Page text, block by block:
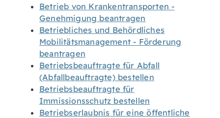
Betrieb von Krankentransporten -
Genehmigung beantragen
Betriebliches und Behördliches
Mobilitätsmanagement - Förderung
beantragen
Betriebsbeauftragte für Abfall
(Abfallbeauftragte) bestellen
Betriebsbeauftragte für
Immissionsschutz bestellen
Betriebserlaubnis für eine öffentliche